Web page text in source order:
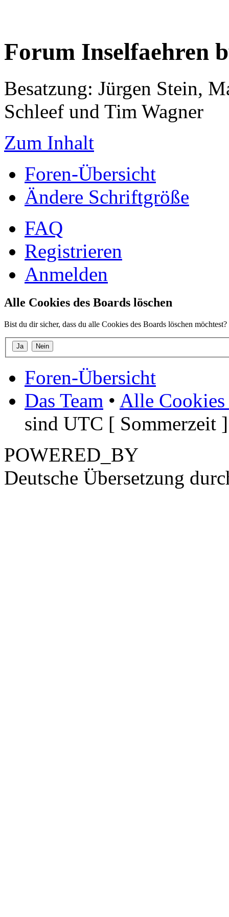
Forum Inselfaehren
Besatzung: Jürgen Stein,
Schleef und Tim Wagner
Zum Inhalt
Foren-Übersicht
Ändere Schriftgröße
FAQ
Registrieren
Anmelden
Alle Cookies des Boards löschen
Bist du dir sicher, dass du alle Cookies des Boards löschen möchtest?
Foren-Übersicht
Das Team • Alle Cookies
sind UTC [ Sommerzeit ]
POWERED_BY
Deutsche Übersetzung